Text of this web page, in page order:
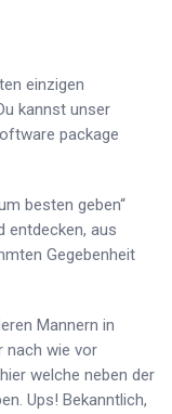
einzigen
kannst unser
package
besten geben“
entdecken, aus
Gegebenheit
Mannern in
nach wie vor
welche neben der
Ups! Bekanntlich,